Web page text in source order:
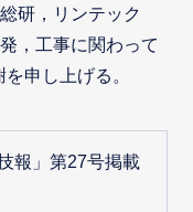
研，リンテック
，工事に関わって
申し上げる。
報」第27号掲載